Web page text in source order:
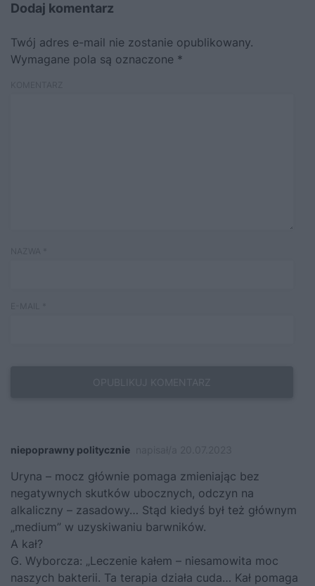
Dodaj komentarz
Twój adres e-mail nie zostanie opublikowany.
Wymagane pola są oznaczone *
niepoprawny politycznie
Uryna – mocz głównie pomaga zmieniając bez
negatywnych skutków ubocznych, odczyn na
alkaliczny – zasadowy… Stąd kiedyś był też głównym
„medium” w uzyskiwaniu barwników.
A kał?
G. Wyborcza: „Leczenie kałem – niesamowita moc
naszych bakterii. Ta terapia działa cuda… Kał pomaga